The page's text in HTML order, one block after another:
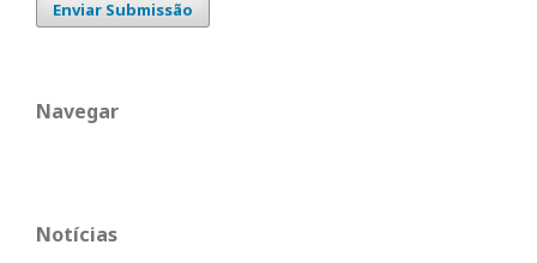
Enviar Submissão
Navegar
Notícias